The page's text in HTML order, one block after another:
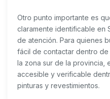
Otro punto importante es
claramente identificable en
de atención. Para quienes
fácil de contactar dentro
la zona sur de la provincia,
accesible y verificable
pinturas y revestimientos.